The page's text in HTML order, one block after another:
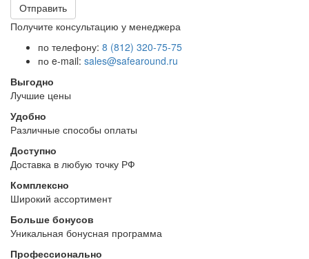
Отправить
Получите консультацию у менеджера
по телефону: 8 (812) 320-75-75
по e-mail: sales@safearound.ru
Выгодно
Лучшие цены
Удобно
Различные способы оплаты
Доступно
Доставка в любую точку РФ
Комплексно
Широкий ассортимент
Больше бонусов
Уникальная бонусная программа
Профессионально